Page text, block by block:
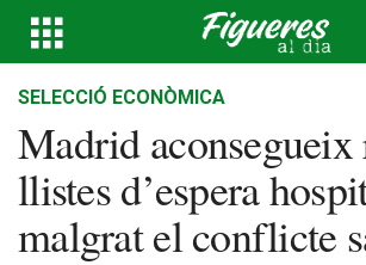
SELECCIÓ ECONÒMICA
Madrid aconsegueix
llistes d’espera
malgrat el conflicte